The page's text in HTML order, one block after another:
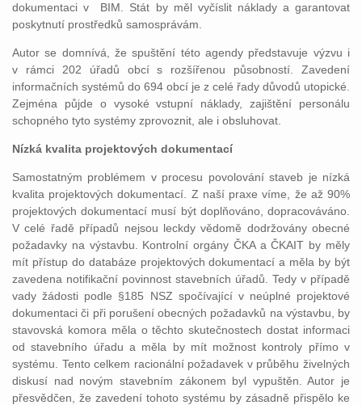
dokumentaci v BIM. Stát by měl vyčíslit náklady a garantovat
poskytnutí prostředků samosprávám.
Autor se domnívá, že spuštění této agendy představuje výzvu i
v rámci 202 úřadů obcí s rozšířenou působností. Zavedení
informačních systémů do 694 obcí je z celé řady důvodů utopické.
Zejména půjde o vysoké vstupní náklady, zajištění personálu
schopného tyto systémy zprovoznit, ale i obsluhovat.
Nízká kvalita projektových dokumentací
Samostatným problémem v procesu povolování staveb je nízká
kvalita projektových dokumentací. Z naší praxe víme, že až 90%
projektových dokumentací musí být doplňováno, dopracováváno.
V celé řadě případů nejsou leckdy vědomě dodržovány obecné
požadavky na výstavbu. Kontrolní orgány ČKA a ČKAIT by měly
mít přístup do databáze projektových dokumentací a měla by být
zavedena notifikační povinnost stavebních úřadů. Tedy v případě
vady žádosti podle §185 NSZ spočívající v neúplné projektové
dokumentaci či při porušení obecných požadavků na výstavbu, by
stavovská komora měla o těchto skutečnostech dostat informaci
od stavebního úřadu a měla by mít možnost kontroly přímo v
systému. Tento celkem racionální požadavek v průběhu živelných
diskusí nad novým stavebním zákonem byl vypuštěn. Autor je
přesvědčen, že zavedení tohoto systému by zásadně přispělo ke